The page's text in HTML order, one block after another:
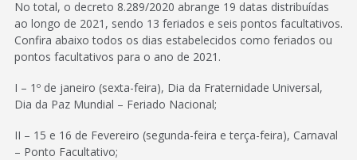
No total, o decreto 8.289/2020 abrange 19 datas distribuídas
ao longo de 2021, sendo 13 feriados e seis pontos facultativos.
Confira abaixo todos os dias estabelecidos como feriados ou
pontos facultativos para o ano de 2021.
I – 1º de janeiro (sexta-feira), Dia da Fraternidade Universal,
Dia da Paz Mundial – Feriado Nacional;
II – 15 e 16 de Fevereiro (segunda-feira e terça-feira), Carnaval
– Ponto Facultativo;